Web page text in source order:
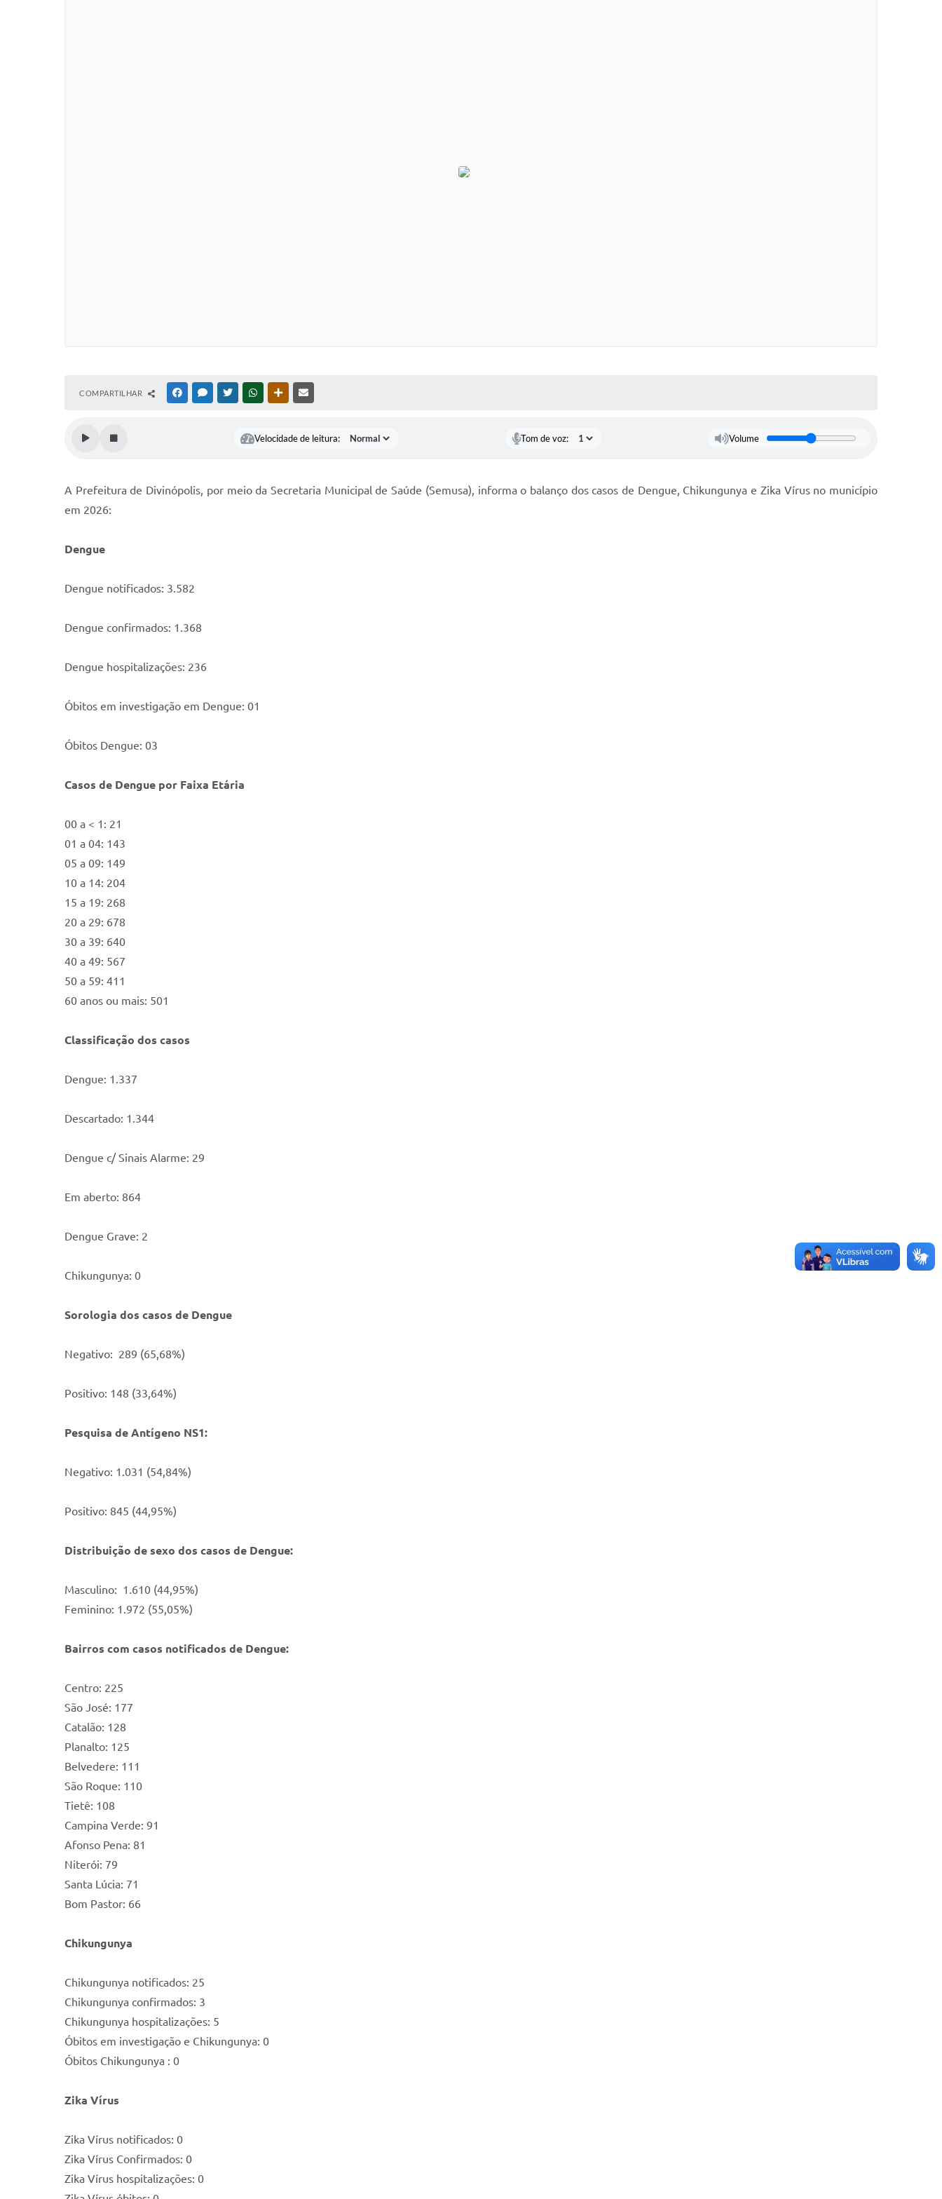
COMPARTILHAR FACEBOOKMESSENGER
TWITTERWHATSAPPOUTRAS MÍDIAS
Velocidade de leitura: Tom de voz: Volume
A Prefeitura de Divinópolis, por meio da Secretaria Municipal de Saúde (Semusa), informa o balanço dos casos de Dengue, Chikungunya e Zika Vírus no município
em 2026:
Dengue
Dengue notificados: 3.582
Dengue confirmados: 1.368
Dengue hospitalizações: 236
Óbitos em investigação em Dengue: 01
Óbitos Dengue: 03
Casos de Dengue por Faixa Etária
00 a < 1: 21
01 a 04: 143
05 a 09: 149
10 a 14: 204
15 a 19: 268
20 a 29: 678
30 a 39: 640
40 a 49: 567
50 a 59: 411
60 anos ou mais: 501
Classificação dos casos
Dengue: 1.337
Descartado: 1.344
Dengue c/ Sinais Alarme: 29
Em aberto: 864
Dengue Grave: 2
Chikungunya: 0
Sorologia dos casos de Dengue
Negativo: 289 (65,68%)
Positivo: 148 (33,64%)
Pesquisa de Antígeno NS1:
Negativo: 1.031 (54,84%)
Positivo: 845 (44,95%)
Distribuição de sexo dos casos de Dengue:
Masculino: 1.610 (44,95%)
Feminino: 1.972 (55,05%)
Bairros com casos notificados de Dengue:
Centro: 225
São José: 177
Catalão: 128
Planalto: 125
Belvedere: 111
São Roque: 110
Tietê: 108
Campina Verde: 91
Afonso Pena: 81
Niterói: 79
Santa Lúcia: 71
Bom Pastor: 66
Chikungunya
Chikungunya notificados: 25
Chikungunya confirmados: 3
Chikungunya hospitalizações: 5
Óbitos em investigação e Chikungunya: 0
Óbitos Chikungunya : 0
Zika Vírus
Zika Vírus notificados: 0
Zika Vírus Confirmados: 0
Zika Vírus hospitalizações: 0